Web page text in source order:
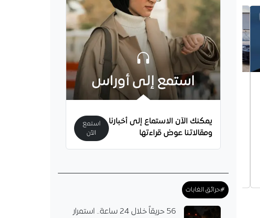
وهران: تفكيك شبكتين
دوليتين لتنظيم رحلات الهجرة
غير الشرعية وتوقيف 36
فككت شرطة وهران شبكتين
إجراميتين بامتداد دولي تنشطان
في تنظيم الهجرة غير الشرعية
بينهم…
استمع إلى أوراس
يمكنك الآن الاستماع إلى أخبارنا
ومقالاتنا عوض قراءتها
استمع
الآن
#حرائق الغابات
56 حريقاً خلال 24 ساعة.. استمرار